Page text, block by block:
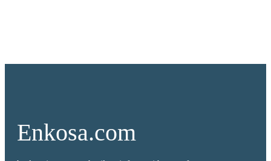
Enkosa.com